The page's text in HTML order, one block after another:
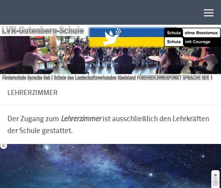
LEHRERZIMMER
Der Zugang zum Lehrerzimmerist ausschließlich den Lehrkräften
der Schule gestattet.